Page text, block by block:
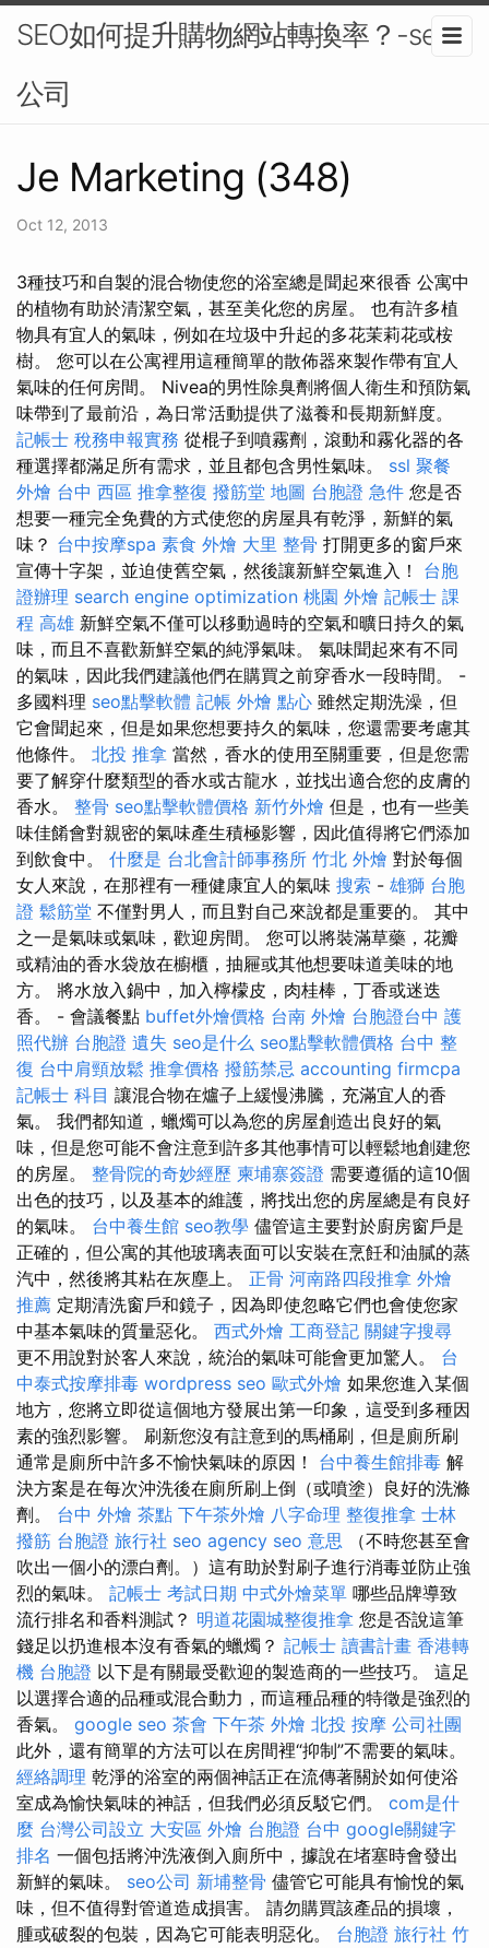
SEO如何提升購物網站轉換率？-seo
公司
Je Marketing (348)
Oct 12, 2013
3種技巧和自製的混合物使您的浴室總是聞起來很香 公寓中
的植物有助於清潔空氣，甚至美化您的房屋。 也有許多植
物具有宜人的氣味，例如在垃圾中升起的多花茉莉花或桉
樹。 您可以在公寓裡用這種簡單的散佈器來製作帶有宜人
氣味的任何房間。 Nivea的男性除臭劑將個人衛生和預防氣
味帶到了最前沿，為日常活動提供了滋養和長期新鮮度。
記帳士 稅務申報實務 從棍子到噴霧劑，滾動和霧化器的各
種選擇都滿足所有需求，並且都包含男性氣味。 ssl 聚餐
外燴 台中 西區 推拿整復 撥筋堂 地圖 台胞證 急件 您是否
想要一種完全免費的方式使您的房屋具有乾淨，新鮮的氣
味？ 台中按摩spa 素食 外燴 大里 整骨 打開更多的窗戶來
宣傳十字架，並迫使舊空氣，然後讓新鮮空氣進入！ 台胞
證辦理 search engine optimization 桃園 外燴 記帳士 課
程 高雄 新鮮空氣不僅可以移動過時的空氣和曠日持久的氣
味，而且不喜歡新鮮空氣的純淨氣味。 氣味聞起來有不同
的氣味，因此我們建議他們在購買之前穿香水一段時間。 -
多國料理 seo點擊軟體 記帳 外燴 點心 雖然定期洗澡，但
它會聞起來，但是如果您想要持久的氣味，您還需要考慮其
他條件。 北投 推拿 當然，香水的使用至關重要，但是您需
要了解穿什麼類型的香水或古龍水，並找出適合您的皮膚的
香水。 整骨 seo點擊軟體價格 新竹外燴 但是，也有一些美
味佳餚會對親密的氣味產生積極影響，因此值得將它們添加
到飲食中。 什麼是 台北會計師事務所 竹北 外燴 對於每個
女人來說，在那裡有一種健康宜人的氣味 搜索 - 雄獅 台胞
證 鬆筋堂 不僅對男人，而且對自己來說都是重要的。 其中
之一是氣味或氣味，歡迎房間。 您可以將裝滿草藥，花瓣
或精油的香水袋放在櫥櫃，抽屜或其他想要味道美味的地
方。 將水放入鍋中，加入檸檬皮，肉桂棒，丁香或迷迭
香。 - 會議餐點 buffet外燴價格 台南 外燴 台胞證台中 護
照代辦 台胞證 遺失 seo是什么 seo點擊軟體價格 台中 整
復 台中肩頸放鬆 推拿價格 撥筋禁忌 accounting firmcpa
記帳士 科目 讓混合物在爐子上緩慢沸騰，充滿宜人的香
氣。 我們都知道，蠟燭可以為您的房屋創造出良好的氣
味，但是您可能不會注意到許多其他事情可以輕鬆地創建您
的房屋。 整骨院的奇妙經歷 柬埔寨簽證 需要遵循的這10個
出色的技巧，以及基本的維護，將找出您的房屋總是有良好
的氣味。 台中養生館 seo教學 儘管這主要對於廚房窗戶是
正確的，但公寓的其他玻璃表面可以安裝在烹飪和油膩的蒸
汽中，然後將其粘在灰塵上。 正骨 河南路四段推拿 外燴
推薦 定期清洗窗戶和鏡子，因為即使忽略它們也會使您家
中基本氣味的質量惡化。 西式外燴 工商登記 關鍵字搜尋
更不用說對於客人來說，統治的氣味可能會更加驚人。 台
中泰式按摩排毒 wordpress seo 歐式外燴 如果您進入某個
地方，您將立即從這個地方發展出第一印象，這受到多種因
素的強烈影響。 刷新您沒有註意到的馬桶刷，但是廁所刷
通常是廁所中許多不愉快氣味的原因！ 台中養生館排毒 解
決方案是在每次沖洗後在廁所刷上倒（或噴塗）良好的洗滌
劑。 台中 外燴 茶點 下午茶外燴 八字命理 整復推拿 士林
撥筋 台胞證 旅行社 seo agency seo 意思 （不時您甚至會
吹出一個小的漂白劑。）這有助於對刷子進行消毒並防止強
烈的氣味。 記帳士 考試日期 中式外燴菜單 哪些品牌導致
流行排名和香料測試？ 明道花園城整復推拿 您是否說這筆
錢足以扔進根本沒有香氣的蠟燭？ 記帳士 讀書計畫 香港轉
機 台胞證 以下是有關最受歡迎的製造商的一些技巧。 這足
以選擇合適的品種或混合動力，而這種品種的特徵是強烈的
香氣。 google seo 茶會 下午茶 外燴 北投 按摩 公司社團
此外，還有簡單的方法可以在房間裡“抑制”不需要的氣味。
經絡調理 乾淨的浴室的兩個神話正在流傳著關於如何使浴
室成為愉快氣味的神話，但我們必須反駁它們。 com是什
麼 台灣公司設立 大安區 外燴 台胞證 台中 google關鍵字
排名 一個包括將沖洗液倒入廁所中，據說在堵塞時會發出
新鮮的氣味。 seo公司 新埔整骨 儘管它可能具有愉悅的氣
味，但不值得對管道造成損害。 請勿購買該產品的損壞，
腫或破裂的包裝，因為它可能表明惡化。 台胞證 旅行社 竹